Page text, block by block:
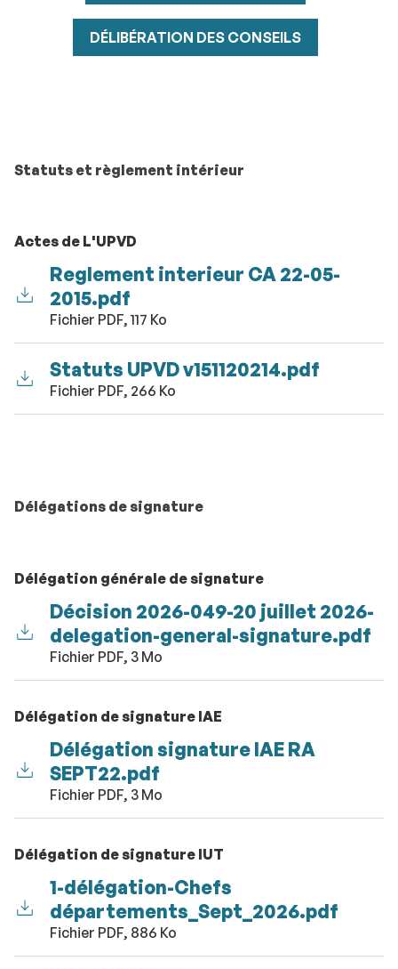
DÉLIBÉRATION DES CONSEILS
Statuts et règlement intérieur
Actes de L'UPVD
Reglement interieur CA 22-05-
2015.pdf
Fichier PDF, 117 Ko
Statuts UPVD v151120214.pdf
Fichier PDF, 266 Ko
Délégations de signature
Délégation générale de signature
Décision 2026-049-20 juillet 2026-
delegation-general-signature.pdf
Fichier PDF, 3 Mo
Délégation de signature IAE
Délégation signature IAE RA
SEPT22.pdf
Fichier PDF, 3 Mo
Délégation de signature IUT
1-délégation-Chefs
départements_Sept_2026.pdf
Fichier PDF, 886 Ko